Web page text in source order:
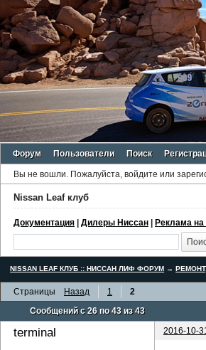
Форум Пользователи Поиск
Вы не вошли. Пожалуйста, войдите или
Nissan Leaf клуб
Документация | Дилеры Ниссан | Реклама
NISSAN LEAF КЛУБ :: НИССАН ЛИФ ФОРУМ →
Страницы Назад 1
2
Сообщений с 26 по 43 из 43
terminal 2016-10-